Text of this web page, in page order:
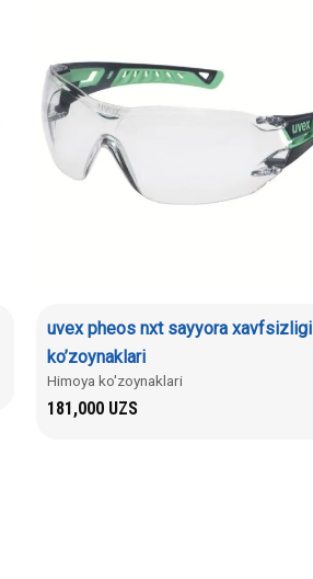
uvex pheos nxt sayyora xavfsizligi
ko’zoynaklari
Himoya ko'zoynaklari
181,000 UZS